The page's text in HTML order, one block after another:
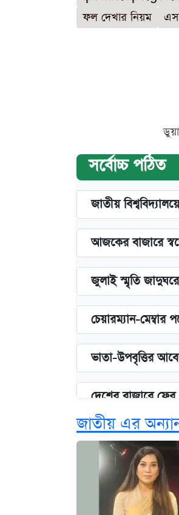
ফল দেখার নিয়ম
সর্বোচ্চ পঠিত
জাতীয়
আজকের বাজারে
জুলাই স্মৃতি
চেয়ারম্যান-
ভাতা-উপবৃত্তির
দেশের বাজারে
‘গুলশানের
আজ শুক্রবার
জাতীয় এর